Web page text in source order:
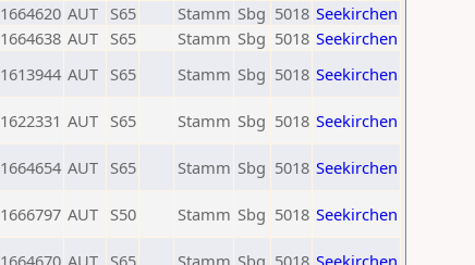
1664620 AUT S65 Stamm Sbg 5018 Seekirchen
1664638 AUT S65 Stamm Sbg 5018 Seekirchen
1613944 AUT S65 Stamm Sbg 5018 Seekirchen
1622331 AUT S65 Stamm Sbg 5018 Seekirchen
1664654 AUT S65 Stamm Sbg 5018 Seekirchen
1666797 AUT S50 Stamm Sbg 5018 Seekirchen
1664670 AUT S65 Stamm Sbg 5018 Seekirchen